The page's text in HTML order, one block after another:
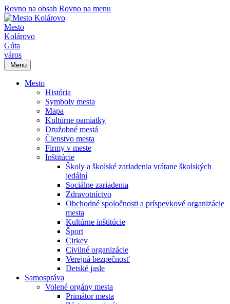
Rovno na obsah Rovno na menu
Mesto
Kolárovo
Gúta
város
Menu
Mesto
História
Symboly mesta
Mapa
Kultúrne pamiatky
Družobné mestá
Členstvo mesta
Firmy v meste
Inštitúcie
Školy a školské zariadenia vrátane školských
jedální
Sociálne zariadenia
Zdravotníctvo
Obchodné spoločnosti a príspevkové organizácie
mesta
Kultúrne inštitúcie
Šport
Cirkev
Civilné organizácie
Verejná bezpečnosť
Detské jasle
Samospráva
Volené orgány mesta
Primátor mesta